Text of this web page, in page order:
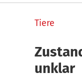
Tiere
unklar